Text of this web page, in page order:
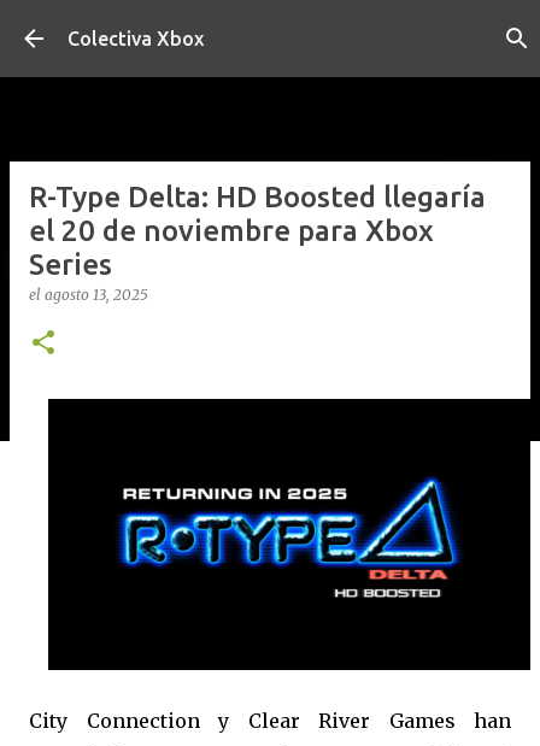
Ir al contenido principal
Colectiva Xbox
R-Type Delta: HD Boosted llegaría
el 20 de noviembre para Xbox
Series
el agosto 13, 2025
City Connection y Clear River Games han